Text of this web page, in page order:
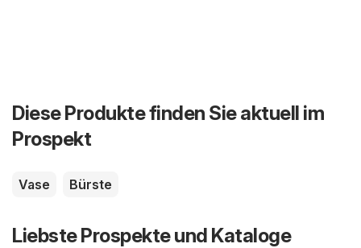
Diese Produkte finden Sie aktuell im
Prospekt
Vase Bürste
Liebste Prospekte und Kataloge